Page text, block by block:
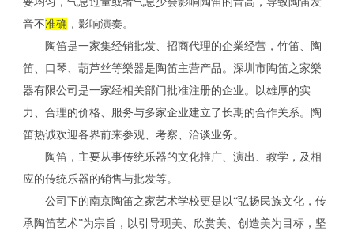
音不准确 ，影响演奏。
陶笛是一家集经销批发、招商代理的企業经营，竹笛、陶
笛、口琴、葫芦丝等樂器是 陶笛主营产品。深圳市陶笛之家樂
器有限公司是一家经相关部门批准注册的企业。以雄厚的实
力、合理的价格、服务与多家企业建立了长期的合作关系。
陶
笛热诚欢迎各界前来参观、考察、洽谈业务。
陶笛，主要从事传统乐器的文化推广、演出、教学，及相
应的传统乐器的销售与批发等。
公司下的南京陶笛之家艺术学校更是以“弘扬民族文化，传
承陶笛艺术”为宗旨，以引导现美、欣赏美、创造美为目标，坚